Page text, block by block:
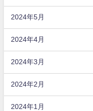
2024年5月
2024年4月
2024年3月
2024年2月
2024年1月